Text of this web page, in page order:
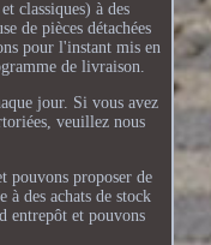
classiques) à des
de pièces détachées
pour l'instant mis en
de livraison.
jour. Si vous avez
veuillez nous
pouvons proposer de
à des achats de stock
entrepôt et pouvons